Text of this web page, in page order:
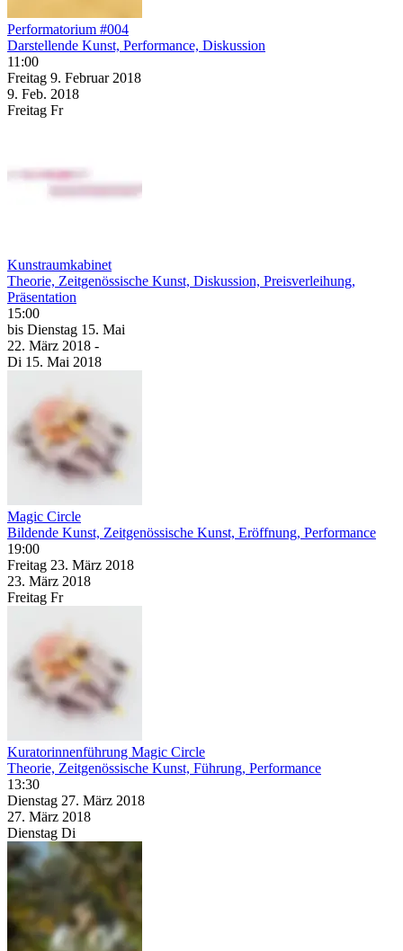
Performatorium #004
Darstellende Kunst, Performance, Diskussion
11:00
Freitag 9. Februar 2018
9. Feb. 2018
Freitag Fr
Kunstraumkabinet
Theorie, Zeitgenössische Kunst, Diskussion, Preisverleihung,
Präsentation
15:00
bis Dienstag 15. Mai
22. März 2018 -
Di 15. Mai 2018
Magic Circle
Bildende Kunst, Zeitgenössische Kunst, Eröffnung, Performance
19:00
Freitag 23. März 2018
23. März 2018
Freitag Fr
Kuratorinnenführung Magic Circle
Theorie, Zeitgenössische Kunst, Führung, Performance
13:30
Dienstag 27. März 2018
27. März 2018
Dienstag Di